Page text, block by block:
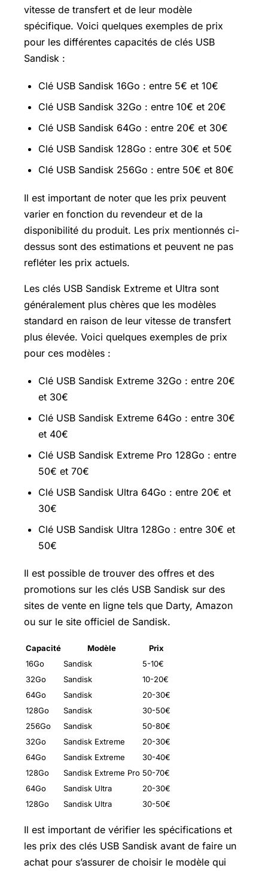
vitesse de transfert et de leur modèle
spécifique. Voici quelques exemples de prix
pour les différentes capacités de clés USB
Sandisk :
Clé USB Sandisk 16Go : entre 5€ et 10€
Clé USB Sandisk 32Go : entre 10€ et 20€
Clé USB Sandisk 64Go : entre 20€ et 30€
Clé USB Sandisk 128Go : entre 30€ et 50€
Clé USB Sandisk 256Go : entre 50€ et 80€
Il est important de noter que les prix peuvent
varier en fonction du revendeur et de la
disponibilité du produit. Les prix mentionnés ci-
dessus sont des estimations et peuvent ne pas
refléter les prix actuels.
Les clés USB Sandisk Extreme et Ultra sont
généralement plus chères que les modèles
standard en raison de leur vitesse de transfert
plus élevée. Voici quelques exemples de prix
pour ces modèles :
Clé USB Sandisk Extreme 32Go : entre 20€
et 30€
Clé USB Sandisk Extreme 64Go : entre 30€
et 40€
Clé USB Sandisk Extreme Pro 128Go : entre
50€ et 70€
Clé USB Sandisk Ultra 64Go : entre 20€ et
30€
Clé USB Sandisk Ultra 128Go : entre 30€ et
50€
Il est possible de trouver des offres et des
promotions sur les clés USB Sandisk sur des
sites de vente en ligne tels que Darty, Amazon
ou sur le site officiel de Sandisk.
Capacité Modèle
Prix
16Go
Sandisk
5-10€
32Go
Sandisk
10-20€
64Go
Sandisk
20-30€
128Go
Sandisk
30-50€
256Go
Sandisk
50-80€
32Go
Sandisk Extreme
20-30€
64Go
Sandisk Extreme
30-40€
128Go
Sandisk Extreme Pro 50-70€
64Go
Sandisk Ultra
20-30€
128Go
Sandisk Ultra 30-50€
Il est important de vérifier les spécifications et
les prix des clés USB Sandisk avant de faire un
achat pour s’assurer de choisir le modèle qui